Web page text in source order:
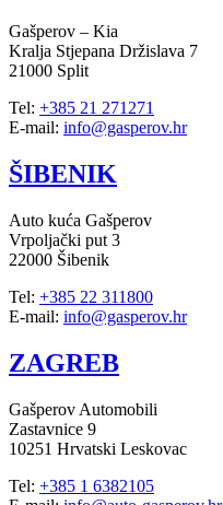
Gašperov – Kia
Kralja Stjepana Držislava 7
21000 Split
Tel: +385 21 271271
E-mail: info@gasperov.hr
ŠIBENIK
Auto kuća Gašperov
Vrpoljački put 3
22000 Šibenik
Tel: +385 22 311800
E-mail: info@gasperov.hr
ZAGREB
Gašperov Automobili
Zastavnice 9
10251 Hrvatski Leskovac
Tel: +385 1 6382105